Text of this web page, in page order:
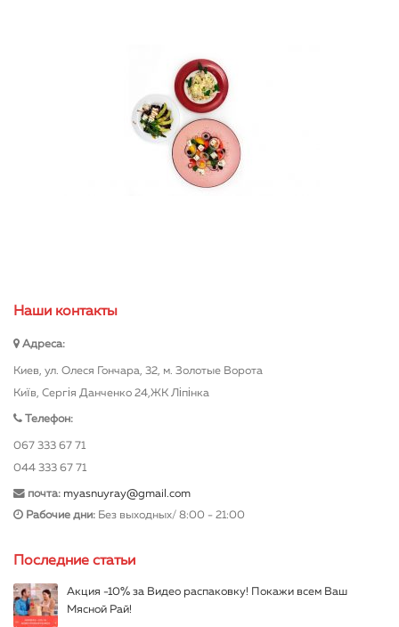
Наши контакты
Адреса:
Киев, ул. Олеся Гончара, 32, м. Золотые Ворота
Київ, Сергія Данченко 24,ЖК Ліпінка
Телефон:
067 333 67 71
044 333 67 71
почта: myasnuyray@gmail.com
Рабочие дни: Без выходных/ 8:00 - 21:00
Последние статьи
Акция -10% за Видео распаковку! Покажи всем Ваш
Мясной Рай!